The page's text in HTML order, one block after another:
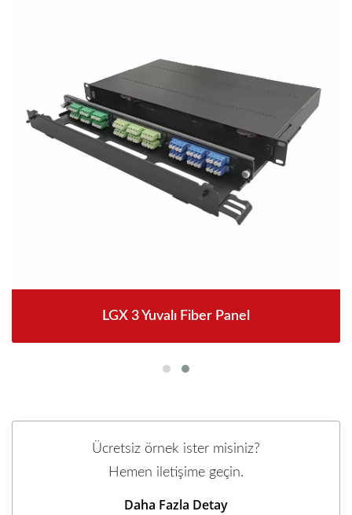
LGX 3 Yuvalı Fiber Panel
Ücretsiz örnek ister misiniz?
Hemen iletişime geçin.
Daha Fazla Detay